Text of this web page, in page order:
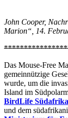
John Cooper,
Marion“, 14.
Das Mouse-Free
gemeinnützige
wurde, um die
Island im
BirdLife Südafrika
und dem